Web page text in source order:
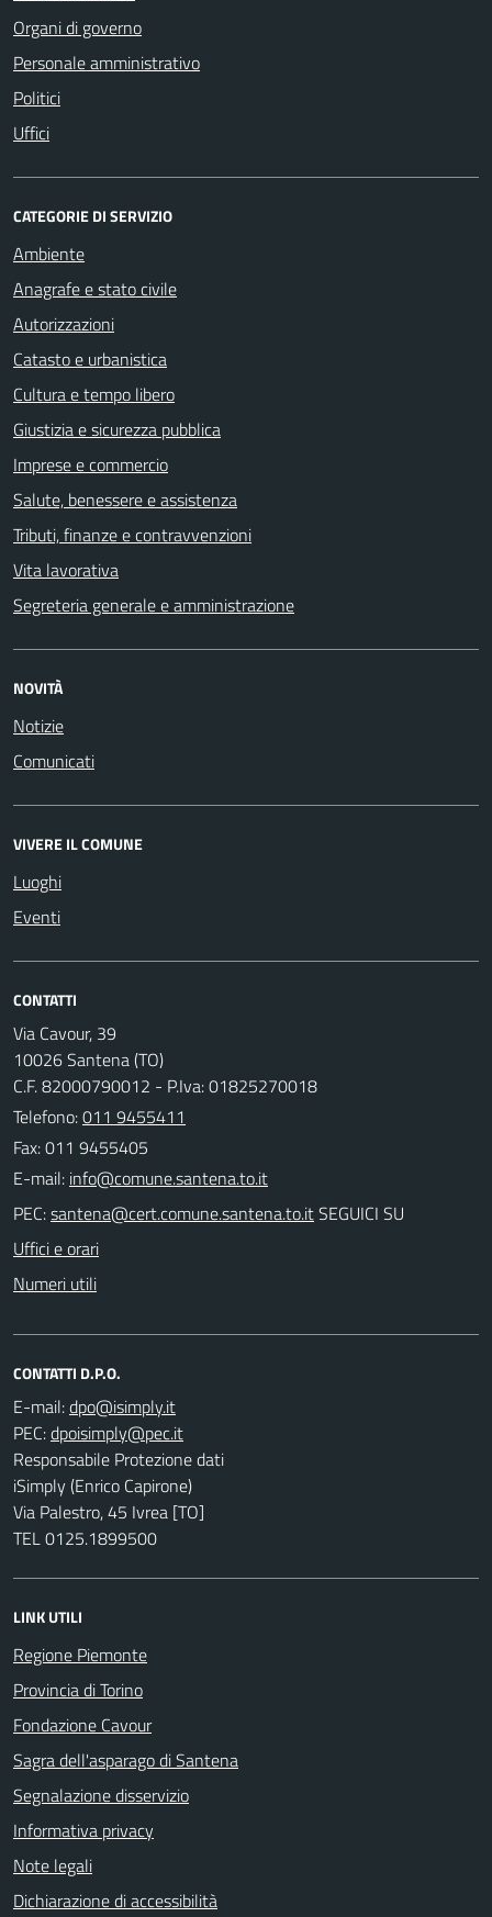
Organi di governo
Personale amministrativo
Politici
Uffici
CATEGORIE DI SERVIZIO
Ambiente
Anagrafe e stato civile
Autorizzazioni
Catasto e urbanistica
Cultura e tempo libero
Giustizia e sicurezza pubblica
Imprese e commercio
Salute, benessere e assistenza
Tributi, finanze e contravvenzioni
Vita lavorativa
Segreteria generale e amministrazione
NOVITÀ
Notizie
Comunicati
VIVERE IL COMUNE
Luoghi
Eventi
CONTATTI
Via Cavour, 39
10026 Santena (TO)
C.F. 82000790012 - P.Iva: 01825270018
Telefono:011 9455411
Fax: 011 9455405
E-mail:
PEC:
SEGUICI SU
Uffici e orari
Numeri utili
CONTATTI D.P.O.
E-mail:
PEC:
Responsabile Protezione dati
iSimply (Enrico Capirone)
Via Palestro, 45 Ivrea [TO]
TEL 0125.1899500
LINK UTILI
Regione Piemonte
Provincia di Torino
Fondazione Cavour
Sagra dell'asparago di Santena
Segnalazione disservizio
Informativa privacy
Note legali
Dichiarazione di accessibilità